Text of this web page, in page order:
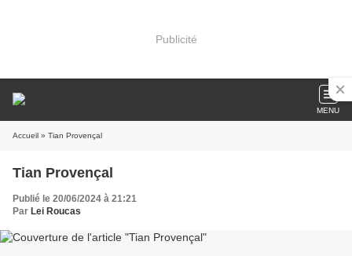
Publicité
MENU
Accueil » Tian Provençal
Tian Provençal
Publié le 20/06/2024 à 21:21
Par Lei Roucas